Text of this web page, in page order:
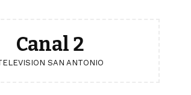
Canal 2
SAN ANTONIO